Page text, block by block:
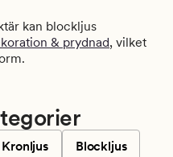
kan blockljus
& prydnad, vilket
Kronljus Blockljus